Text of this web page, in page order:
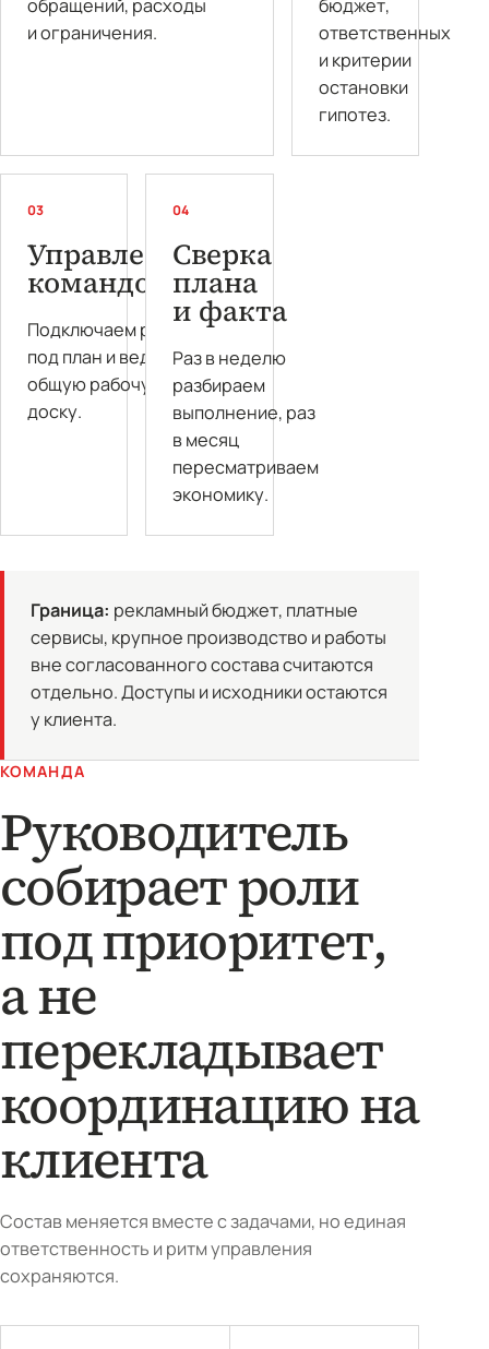
обращений, расходы
и ограничения.
бюджет,
ответственных
и критерии
остановки
гипотез.
03
Управление
командой
Подключаем роли
под план и ведём
общую рабочую
доску.
04
Сверка
плана
и факта
Раз в неделю
разбираем
выполнение, раз
в месяц
пересматриваем
экономику.
Граница: рекламный бюджет, платные
сервисы, крупное производство и работы
вне согласованного состава считаются
отдельно. Доступы и исходники остаются
у клиента.
КОМАНДА
Руководитель
собирает роли
под приоритет,
а не
перекладывает
координацию на
клиента
Состав меняется вместе с задачами, но единая
ответственность и ритм управления
сохраняются.